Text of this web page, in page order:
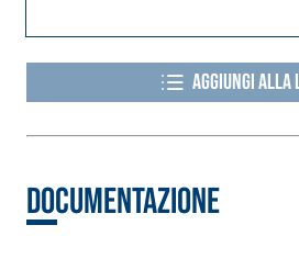
Aggiungi alla
Documentazione
Collante-rasante
alleggerito, fibrato, con
calce idraulica naturale
NHL 3,5 e speciali
inerti alleggeriti